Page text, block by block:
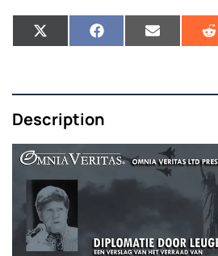
Description